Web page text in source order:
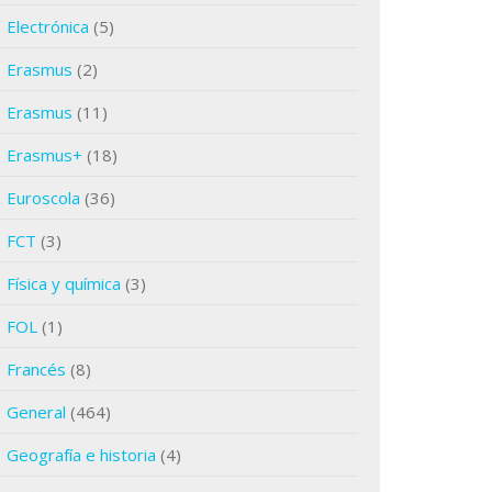
Electrónica (5)
Erasmus (2)
Erasmus (11)
Erasmus+ (18)
Euroscola (36)
FCT (3)
Física y química (3)
FOL (1)
Francés (8)
General (464)
Geografía e historia (4)